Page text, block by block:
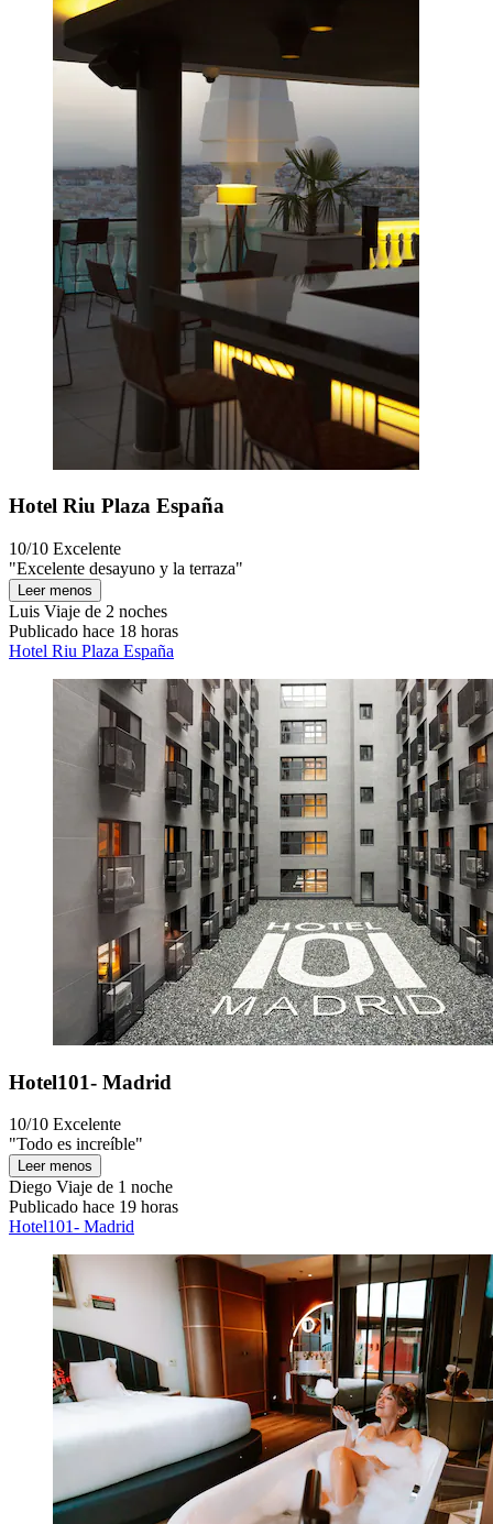
Hotel Riu Plaza España
10/10 Excelente
"Excelente desayuno y la terraza"
Leer menos
Luis Viaje de 2 noches
Publicado hace 18 horas
Hotel Riu Plaza España
Hotel101- Madrid
10/10 Excelente
"Todo es increíble"
Leer menos
Diego Viaje de 1 noche
Publicado hace 19 horas
Hotel101- Madrid